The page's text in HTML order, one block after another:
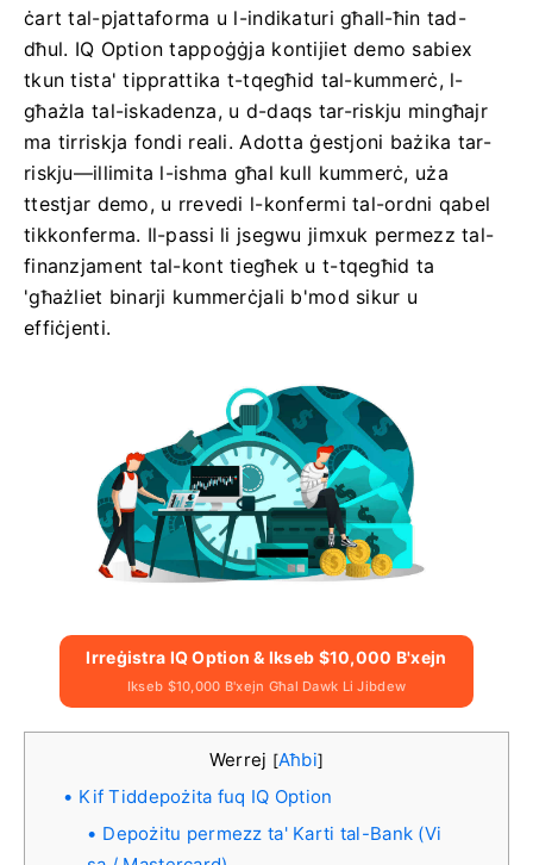
ċart tal-pjattaforma u l-indikaturi għall-ħin tad-
dħul. IQ Option tappoġġja kontijiet demo sabiex
tkun tista' tipprattika t-tqegħid tal-kummerċ, l-
għażla tal-iskadenza, u d-daqs tar-riskju mingħajr
ma tirriskja fondi reali. Adotta ġestjoni bażika tar-
riskju—illimita l-ishma għal kull kummerċ, uża
ttestjar demo, u rrevedi l-konfermi tal-ordni qabel
tikkonferma. Il-passi li jsegwu jimxuk permezz tal-
finanzjament tal-kont tiegħek u t-tqegħid ta
'għażliet binarji kummerċjali b'mod sikur u
effiċjenti.
Irreġistra IQ Option & Ikseb $10,000 B'xejn
Ikseb $10,000 B'xejn Għal Dawk Li Jibdew
Werrej [Aħbi]
Kif Tiddepożita fuq IQ Option
Depożitu permezz ta' Karti tal-Bank (Vi